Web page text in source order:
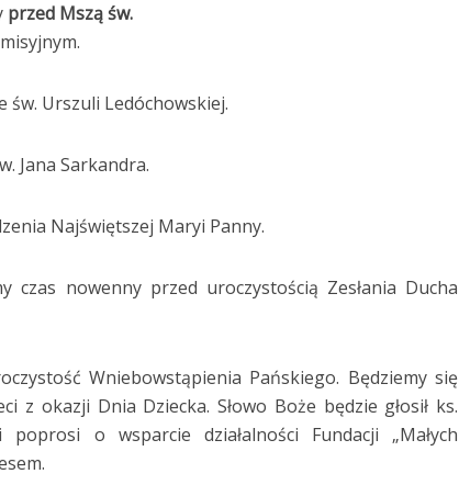
przed Mszą św.
św. Urszuli Ledóchowskiej.
Jana Sarkandra.
Najświętszej Maryi Panny.
czas nowenny przed uroczystością Zesłania Ducha
Wniebowstąpienia Pańskiego. Będziemy się
z okazji Dnia Dziecka. Słowo Boże będzie głosił ks.
poprosi o wsparcie działalności Fundacji „Małych